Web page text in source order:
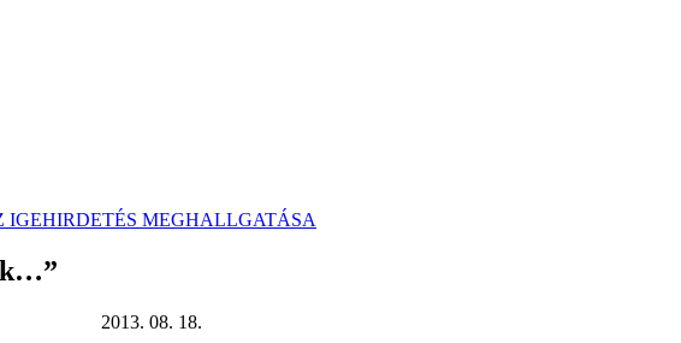
IGEHIRDETÉS MEGHALLGATÁSA
08. 18.